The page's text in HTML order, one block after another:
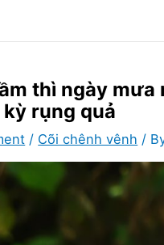
thì ngày mưa
rụng quả
/ Cõi chênh vênh /